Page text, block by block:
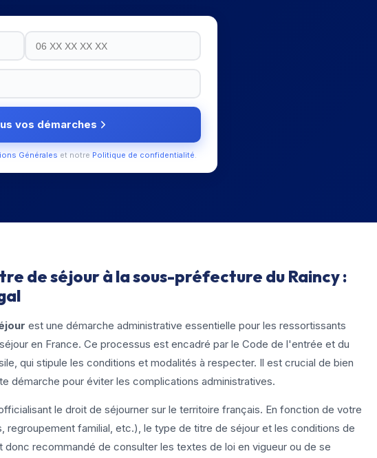
vos démarches
Générales et notre Politique de confidentialité.
de séjour à la sous-préfecture du Raincy :
est une démarche administrative essentielle pour les ressortissants
en France. Ce processus est encadré par le Code de l'entrée et du
qui stipule les conditions et modalités à respecter. Il est crucial de bien
démarche pour éviter les complications administratives.
le droit de séjourner sur le territoire français. En fonction de votre
regroupement familial, etc.), le type de titre de séjour et les conditions de
donc recommandé de consulter les textes de loi en vigueur ou de se